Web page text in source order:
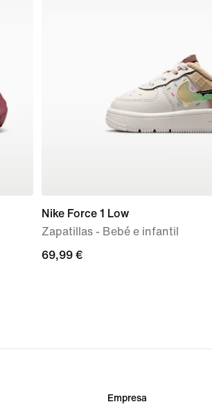
Nike Force 1 Low
Zapatillas - Bebé e infantil
69,99 €
69,99 €
Empresa